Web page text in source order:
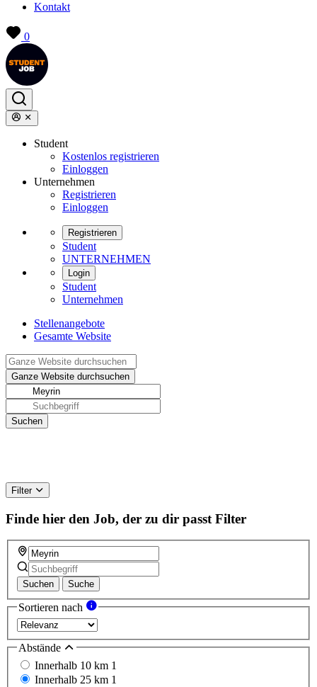
Kontakt
0
Student
Kostenlos registrieren
Einloggen
Unternehmen
Registrieren
Einloggen
Registrieren
Student
UNTERNEHMEN
Login
Student
Unternehmen
Stellenangebote
Gesamte Website
Filter
Finde hier den Job, der zu dir passt Filter
Suchen Suche
Sortieren nach
Abstände
Innerhalb 10 km 1
Innerhalb 25 km 1